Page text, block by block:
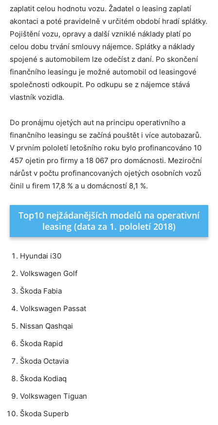
zaplatit celou hodnotu vozu. Žadatel o leasing zaplatí
akontaci a poté pravidelně v určitém období hradí splátky.
Pojištění vozu, opravy a další vzniklé náklady platí po
celou dobu trvání smlouvy nájemce. Splátky a náklady
spojené s automobilem lze odečíst z daní. Po skončení
finančního leasingu je možné automobil od leasingové
společnosti odkoupit. Po odkupu se z nájemce stává
vlastník vozidla.
Do pronájmu ojetých aut na principu operativního a
finančního leasingu se začíná pouštět i více autobazarů.
V prvním pololetí letošního roku bylo profinancováno 10
457 ojetin pro firmy a 18 067 pro domácnosti. Meziroční
nárůst v počtu profinancovaných ojetých osobních vozů
činil u firem 17,8 % a u domácností 8,1 %.
Top10 nejžádanějších modelů na operativní
leasing (data za 1. pololetí 2018)
Hyundai i30
Volkswagen Golf
Škoda Fabia
Volkswagen Passat
Nissan Qashqai
Škoda Rapid
Škoda Octavia
Škoda Kodiaq
Volkswagen Tiguan
Škoda Superb